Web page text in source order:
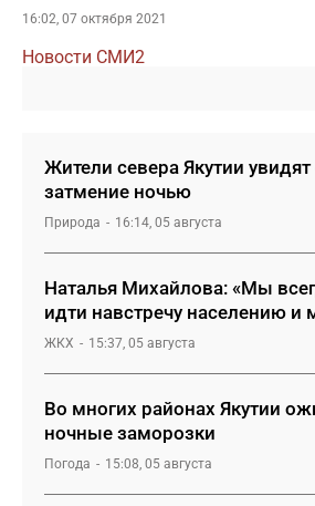
16:02, 07 октября 2021
Новости СМИ2
Жители севера Якутии
затмение ночью
Природа 16:14, 05 августа
Наталья Михайлова: «Мы
идти навстречу населению и
ЖКХ 15:37, 05 августа
Во многих районах Якутии
ночные заморозки
Погода 15:08, 05 августа